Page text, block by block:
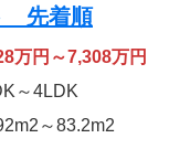
先着順
万円～7,308万円
～4LDK
2 ～83.2m2